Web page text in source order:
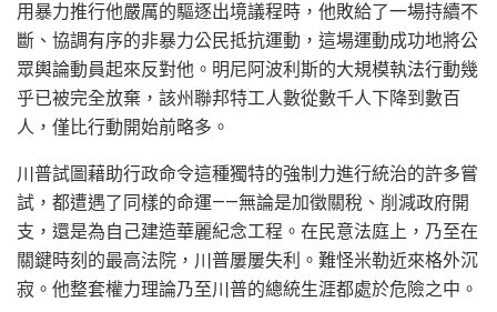
用暴力推行他嚴厲的驅逐出境議程時，他敗給了一場持續不
斷、協調有序的非暴力公民抵抗運動，這場運動成功地將公
眾輿論動員起來反對他。明尼阿波利斯的大規模執法行動幾
乎已被完全放棄，該州聯邦特工人數從數千人下降到數百
人，僅比行動開始前略多。
川普試圖藉助行政命令這種獨特的強制力進行統治的許多嘗
試，都遭遇了同樣的命運——無論是加徵關稅、削減政府開
支，還是為自己建造華麗紀念工程。在民意法庭上，乃至在
關鍵時刻的最高法院，川普屢屢失利。難怪米勒近來格外沉
寂。他整套權力理論乃至川普的總統生涯都處於危險之中。